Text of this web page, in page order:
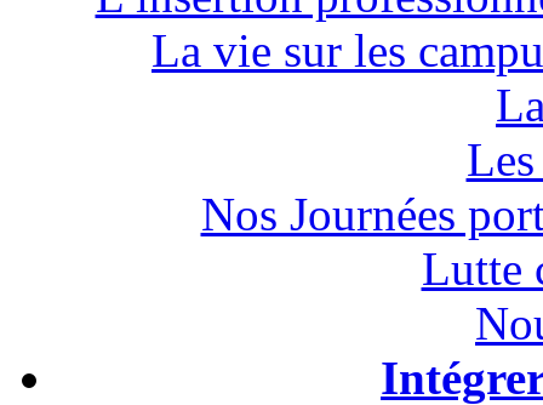
La vie sur les
Nos Journées
Lutte